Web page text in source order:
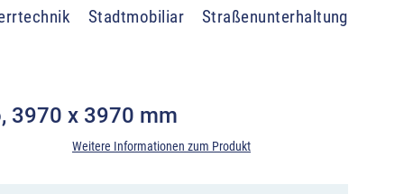
Stadtmobiliar Straßenunterhaltung
3970 x 3970 mm
Weitere Informationen zum Produkt